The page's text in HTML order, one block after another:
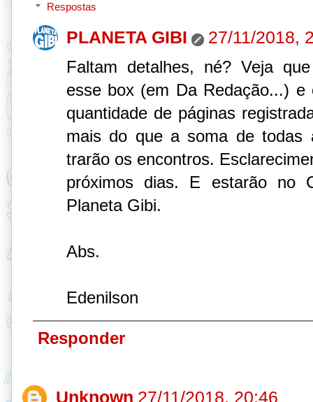
Respostas
PLANETA GIBI 27/11/2018,
Faltam detalhes, né? Veja
esse box (em Da Redação...)
quantidade de páginas
mais do que a soma de todas
trarão os encontros.
próximos dias. E estarão no
Planeta Gibi.
Abs.
Edenilson
Responder
Unknown 27/11/2018, 20:46